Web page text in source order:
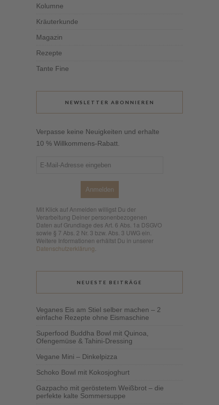
Kolumne
Kräuterkunde
Magazin
Rezepte
Tante Fine
NEWSLETTER ABONNIEREN
Verpasse keine Neuigkeiten und erhalte
10 % Willkommens-Rabatt.
Anmelden
Mit Klick auf Anmelden willigst Du der
Verarbeitung Deiner personenbezogenen
Daten auf Grundlage des Art. 6 Abs. 1a DSGVO
sowie § 7 Abs. 2 Nr. 3 bzw. Abs. 3 UWG ein.
Weitere Informationen erhältst Du in unserer
Datenschutzerklärung
NEUESTE BEITRÄGE
Veganes Eis am Stiel selber machen – 2
einfache Rezepte ohne Eismaschine
Superfood Buddha Bowl mit Quinoa,
Ofengemüse & Tahini-Dressing
Vegane Mini – Dinkelpizza
Schoko Bowl mit Kokosjoghurt
Gazpacho mit geröstetem Weißbrot – die
perfekte kalte Sommersuppe